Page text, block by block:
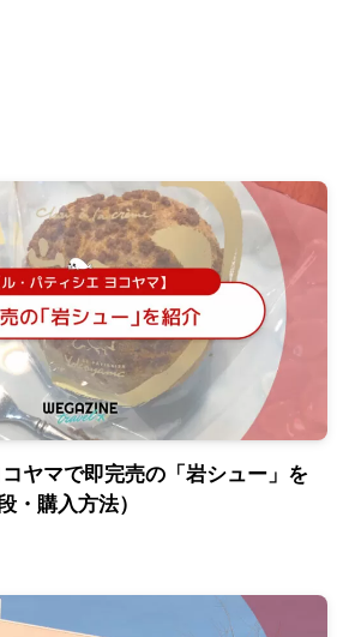
ヤマで即完売の「岩シュー」を
・購入方法）